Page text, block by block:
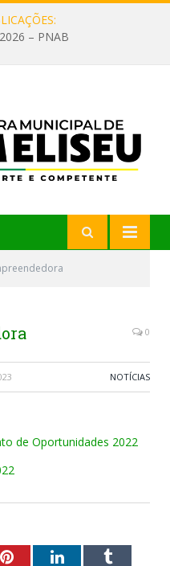
– PNAB
0
NOTÍCIAS
de Oportunidades 2022
PinterestLinkedInTumblr